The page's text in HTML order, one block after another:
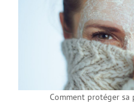
Comment protéger